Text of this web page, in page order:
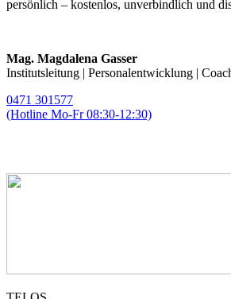
persönlich – kostenlos, unverbindlich und
Mag. Magdalena Gasser
Institutsleitung | Personalentwicklung |
0471 301577
(Hotline Mo-Fr 08:30-12:30)